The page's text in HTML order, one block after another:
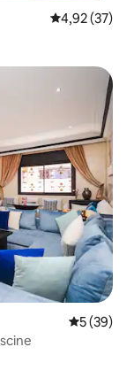
Évaluation
4,92 (37)
5 (39)